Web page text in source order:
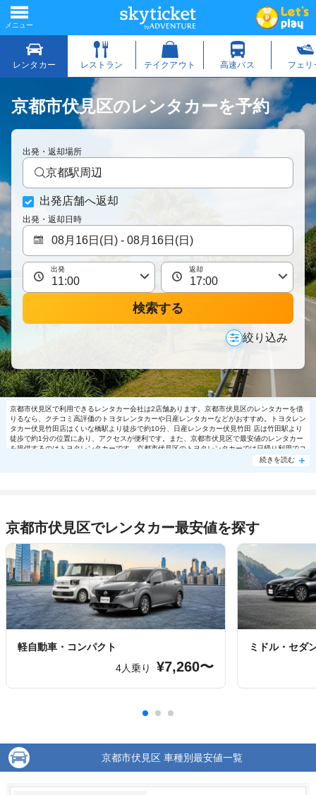
京都市伏見区のレンタカーを予約
出発・返却場所
京都駅周辺
出発店舗へ返却
出発・返却日時
出発 返却
検索する
絞り込み
京都市伏見区で利用できるレンタカー会社は2店舗あります。京都市伏見区のレンタカーを借
りるなら、クチコミ高評価のトヨタレンタカーや日産レンタカーなどがおすすめ。トヨタレン
タカー伏見竹田店はくいな橋駅より徒歩で約10分、日産レンタカー伏見竹田 店は竹田駅より
徒歩で約1分の位置にあり、アクセスが便利です。また、京都市伏見区で最安値のレンタカー
を提供するのはトヨタレンタカーです。京都市伏見区のトヨタレンタカーでは日帰り利用でコ
ンパクト7260円～の格安で利用できます。京都市伏見区で大人気の格安レンタカーは売り切
続きを読む
京都市伏見区でレンタカー最安値を探す
軽自動車・コンパクト
4人乗り
¥7,260〜
ミドル・セダ
京都市伏見区 車種別最安値一覧